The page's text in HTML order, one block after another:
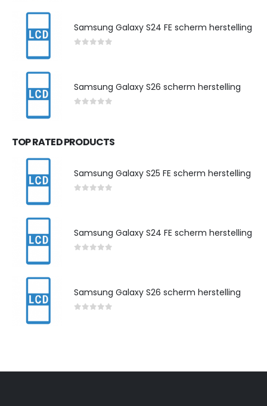
Samsung Galaxy S24 FE scherm herstelling
Samsung Galaxy S26 scherm herstelling
TOP RATED PRODUCTS
Samsung Galaxy S25 FE scherm herstelling
Samsung Galaxy S24 FE scherm herstelling
Samsung Galaxy S26 scherm herstelling